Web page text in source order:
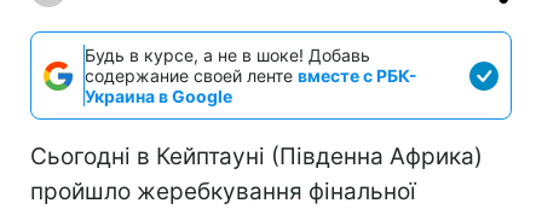
Будь в курсе, а не в шоке! Добавь
содержание своей ленте вместе с РБК-
Украина в Google
Сьогодні в Кейптауні (Південна Африка)
пройшло жеребкування фінальної